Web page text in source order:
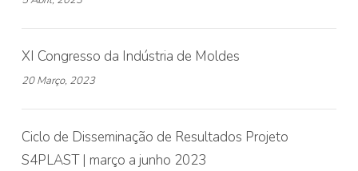
XI Congresso da Indústria de Moldes
20 Março, 2023
Ciclo de Disseminação de Resultados Projeto
S4PLAST | março a junho 2023